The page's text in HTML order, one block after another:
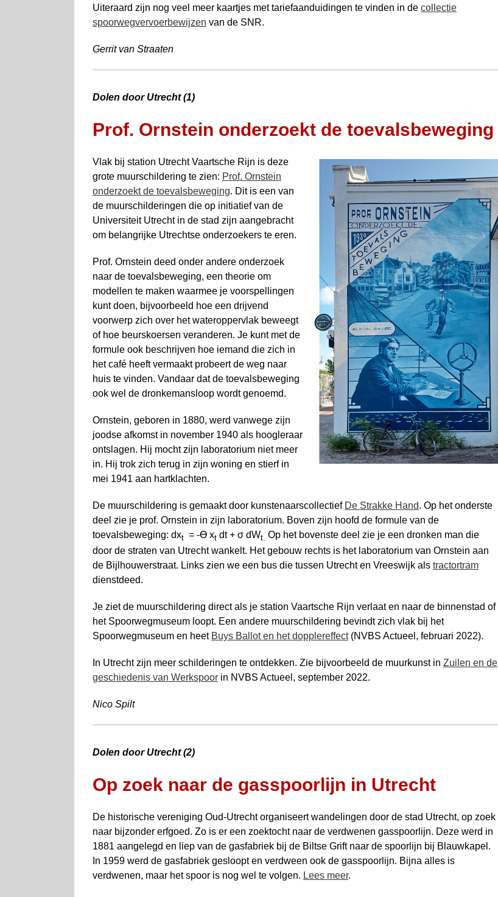
Uiteraard zijn nog veel meer kaartjes met tariefaanduidingen te vinden in de collectie
spoorwegvervoerbewijzen van de SNR.
Gerrit van Straaten
Dolen door Utrecht (1)
Prof. Ornstein onderzoekt de toevalsbeweging
Vlak bij station Utrecht Vaartsche Rijn is deze
grote muurschildering te zien: Prof. Ornstein
onderzoekt de toevalsbeweging. Dit is een van
de muurschilderingen die op initiatief van de
Universiteit Utrecht in de stad zijn aangebracht
om belangrijke Utrechtse onderzoekers te eren.
Prof. Ornstein deed onder andere onder­zoek
naar de toevalsbeweging, een theorie om
modellen te maken waarmee je voorspellingen
kunt doen, bijvoorbeeld hoe een drijvend
voorwerp zich over het wateroppervlak beweegt
of hoe beurs­koersen veranderen. Je kunt met de
formule ook beschrijven hoe iemand die zich in
het café heeft vermaakt probeert de weg naar
huis te vinden. Vandaar dat de toevalsbeweging
ook wel de dronke­mans­loop wordt genoemd.
Ornstein, geboren in 1880, werd vanwege zijn
joodse afkomst in november 1940 als hoogleraar
ontslagen. Hij mocht zijn laboratorium niet meer
in. Hij trok zich terug in zijn woning en stierf in
mei 1941 aan hartklachten.
De muurschildering is gemaakt door kunstenaarscollectief De Strakke Hand. Op het onderste
deel zie je prof. Ornstein in zijn laboratorium. Boven zijn hoofd de formule van de
toevalsbeweging: dxt = -ϴ xt dt + σ dWt. Op het bovenste deel zie je een dronken man die
door de straten van Utrecht wankelt. Het gebouw rechts is het laboratorium van Ornstein aan
de Bijlhouwerstraat. Links zien we een bus die tussen Utrecht en Vreeswijk als tractortram
dienstdeed.
Je ziet de muurschildering direct als je station Vaartsche Rijn verlaat en naar de binnenstad of
het Spoorwegmuseum loopt. Een andere muurschildering bevindt zich vlak bij het
Spoorwegmuseum en heet Buys Ballot en het dopplereffect(NVBS Actueel, februari 2022).
In Utrecht zijn meer schilderingen te ontdekken. Zie bijvoorbeeld de muurkunst in Zuilen en de
geschiedenis van Werkspoor in NVBS Actueel, september 2022.
Nico Spilt
Dolen door Utrecht (2)
Op zoek naar de gasspoorlijn in Utrecht
De historische vereniging Oud-Utrecht organiseert wandelingen door de stad Utrecht, op zoek
naar bijzonder erfgoed. Zo is er een zoektocht naar de verdwenen gasspoorlijn. Deze werd in
1881 aangelegd en liep van de gasfabriek bij de Biltse Grift naar de spoorlijn bij Blauwkapel.
In 1959 werd de gasfabriek gesloopt en verdween ook de gasspoorlijn. Bijna alles is
verdwenen, maar het spoor is nog wel te volgen. Lees meer.